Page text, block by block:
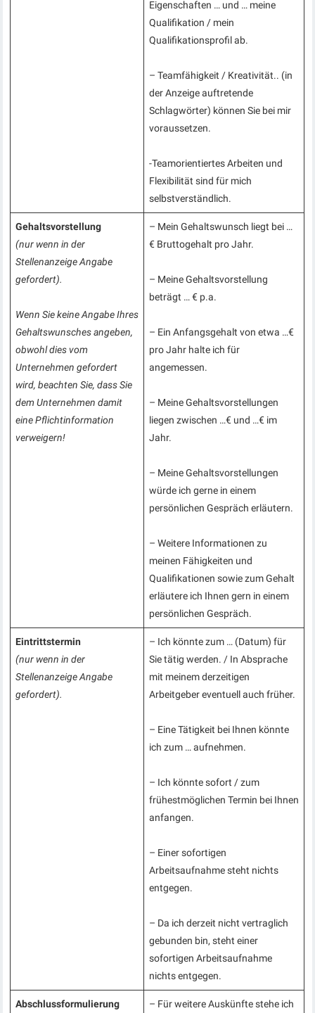
Eigenschaften … und … meine
Qualifikation / mein
Qualifikationsprofil ab.
– Teamfähigkeit / Kreativität.. (in
der Anzeige auftretende
Schlagwörter) können Sie bei mir
voraussetzen.
-Teamorientiertes Arbeiten und
Flexibilität sind für mich
selbstverständlich.
Gehaltsvorstellung
(nur wenn in der
Stellenanzeige Angabe
gefordert).
Wenn Sie keine Angabe Ihres
Gehaltswunsches angeben,
obwohl dies vom
Unternehmen gefordert
wird, beachten Sie, dass Sie
dem Unternehmen damit
eine Pflichtinformation
verweigern!
– Mein Gehaltswunsch liegt bei …
€ Bruttogehalt pro Jahr.
– Meine Gehaltsvorstellung
beträgt … € p.a.
– Ein Anfangsgehalt von etwa …€
pro Jahr halte ich für
angemessen.
– Meine Gehaltsvorstellungen
liegen zwischen …€ und …€ im
Jahr.
– Meine Gehaltsvorstellungen
würde ich gerne in einem
persönlichen Gespräch erläutern.
– Weitere Informationen zu
meinen Fähigkeiten und
Qualifikationen sowie zum Gehalt
erläutere ich Ihnen gern in einem
persönlichen Gespräch.
Eintrittstermin
(nur wenn in der
Stellenanzeige Angabe
gefordert).
– Ich könnte zum … (Datum) für
Sie tätig werden. / In Absprache
mit meinem derzeitigen
Arbeitgeber eventuell auch früher.
– Eine Tätigkeit bei Ihnen könnte
ich zum … aufnehmen.
– Ich könnte sofort / zum
frühestmöglichen Termin bei Ihnen
anfangen.
– Einer sofortigen
Arbeitsaufnahme steht nichts
entgegen.
– Da ich derzeit nicht vertraglich
gebunden bin, steht einer
sofortigen Arbeitsaufnahme
nichts entgegen.
Abschlussformulierung
– Für weitere Auskünfte stehe ich